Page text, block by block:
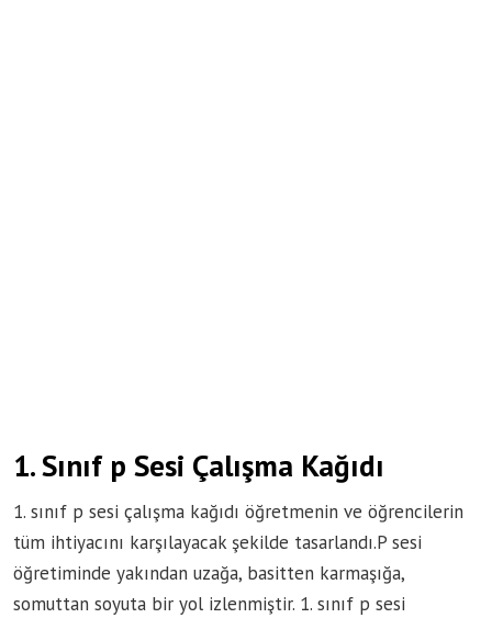
1. Sınıf p Sesi Çalışma Kağıdı
1. sınıf p sesi çalışma kağıdı öğretmenin ve öğrencilerin
tüm ihtiyacını karşılayacak şekilde tasarlandı.P sesi
öğretiminde yakından uzağa, basitten karmaşığa,
somuttan soyuta bir yol izlenmiştir. 1. sınıf p sesi